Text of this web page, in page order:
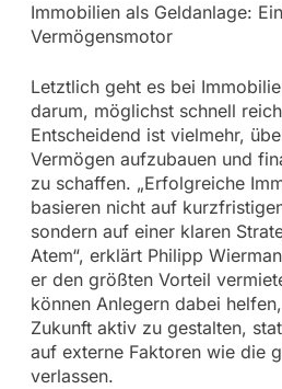
Immobilien als Geldanlage:
Vermögensmotor
Letztlich geht es bei
darum, möglichst schnell
Entscheidend ist vielmehr,
Vermögen aufzubauen und
zu schaffen. „Erfolgreiche
basieren nicht auf
sondern auf einer klaren
Atem“, erklärt Philipp
er den größten Vorteil
können Anlegern dabei
Zukunft aktiv zu gestalten,
auf externe Faktoren wie die
verlassen.